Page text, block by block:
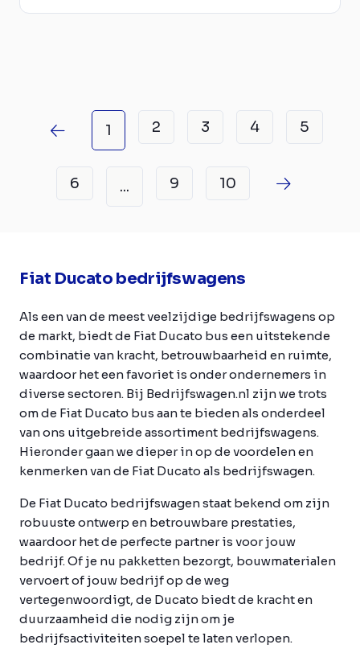
1 2 3 4 5
6 ... 9 10
Fiat Ducato bedrijfswagens
Als een van de meest veelzijdige bedrijfswagens op
de markt, biedt de Fiat Ducato bus een uitstekende
combinatie van kracht, betrouwbaarheid en ruimte,
waardoor het een favoriet is onder ondernemers in
diverse sectoren. Bij Bedrijfswagen.nl zijn we trots
om de Fiat Ducato bus aan te bieden als onderdeel
van ons uitgebreide assortiment bedrijfswagens.
Hieronder gaan we dieper in op de voordelen en
kenmerken van de Fiat Ducato als bedrijfswagen.
De Fiat Ducato bedrijfswagen staat bekend om zijn
robuuste ontwerp en betrouwbare prestaties,
waardoor het de perfecte partner is voor jouw
bedrijf. Of je nu pakketten bezorgt, bouwmaterialen
vervoert of jouw bedrijf op de weg
vertegenwoordigt, de Ducato biedt de kracht en
duurzaamheid die nodig zijn om je
bedrijfsactiviteiten soepel te laten verlopen.